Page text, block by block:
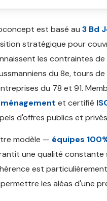
est basé au 3 Bd
stratégique pour
les contraintes
du 8e, tours
du 78 et 91.
et certifié
d'offres publics et
modèle — équipes
une qualité constante
est
les aléas d'une